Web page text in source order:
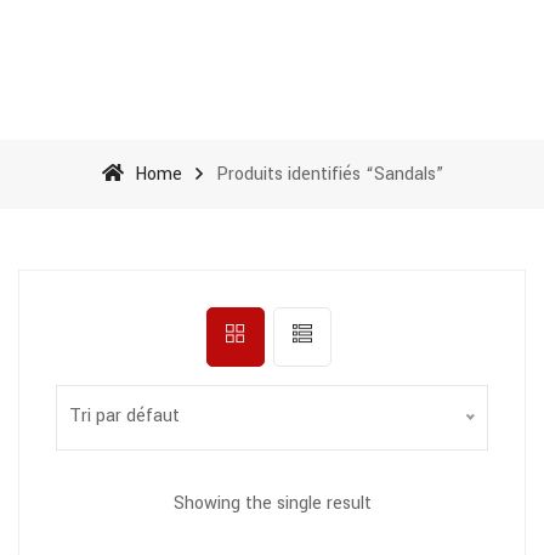
Home Produits identifiés “Sandals”
Tri par défaut
Showing the single result